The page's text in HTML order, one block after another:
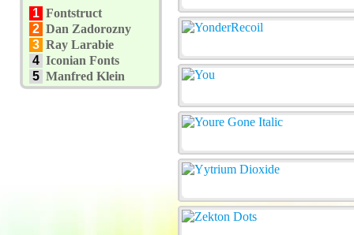
1 Fontstruct
2 Dan Zadorozny
3 Ray Larabie
4 Iconian Fonts
5 Manfred Klein